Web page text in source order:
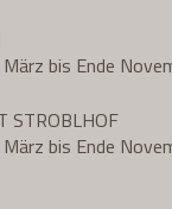
bis Ende
STROBLHOF
bis Ende